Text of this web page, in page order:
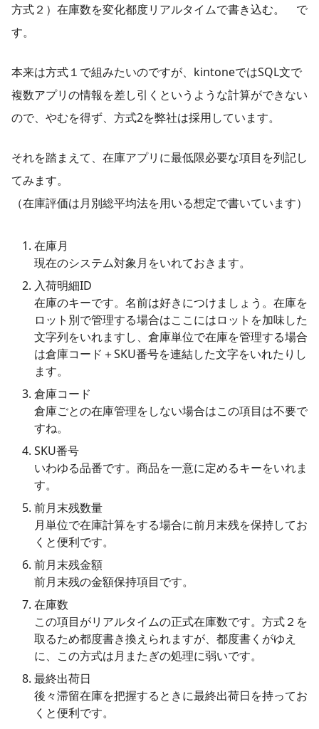
方式２）在庫数を変化都度リアルタイムで書き込む。 で
す。
本来は方式１で組みたいのですが、kintoneではSQL文で
複数アプリの情報を差し引くというような計算ができない
ので、やむを得ず、方式2を弊社は採用しています。
それを踏まえて、在庫アプリに最低限必要な項目を列記し
てみます。
（在庫評価は月別総平均法を用いる想定で書いています）
在庫月
現在のシステム対象月をいれておきます。
入荷明細ID
在庫のキーです。名前は好きにつけましょう。在庫を
ロット別で管理する場合はここにはロットを加味した
文字列をいれますし、倉庫単位で在庫を管理する場合
は倉庫コード＋SKU番号を連結した文字をいれたりし
ます。
倉庫コード
倉庫ごとの在庫管理をしない場合はこの項目は不要で
すね。
SKU番号
いわゆる品番です。商品を一意に定めるキーをいれま
す。
前月末残数量
月単位で在庫計算をする場合に前月末残を保持してお
くと便利です。
前月末残金額
前月末残の金額保持項目です。
在庫数
この項目がリアルタイムの正式在庫数です。方式２を
取るため都度書き換えられますが、都度書くがゆえ
に、この方式は月またぎの処理に弱いです。
最終出荷日
後々滞留在庫を把握するときに最終出荷日を持ってお
くと便利です。